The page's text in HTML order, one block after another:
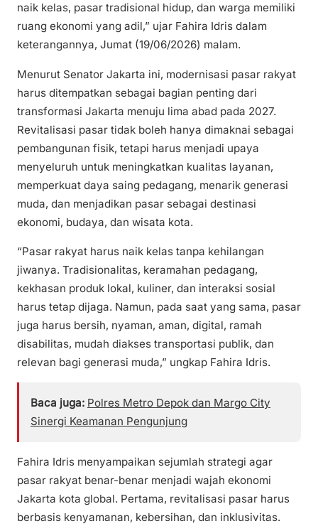
naik kelas, pasar tradisional hidup, dan warga memiliki
ruang ekonomi yang adil,” ujar Fahira Idris dalam
keterangannya, Jumat (19/06/2026) malam.
Menurut Senator Jakarta ini, modernisasi pasar rakyat
harus ditempatkan sebagai bagian penting dari
transformasi Jakarta menuju lima abad pada 2027.
Revitalisasi pasar tidak boleh hanya dimaknai sebagai
pembangunan fisik, tetapi harus menjadi upaya
menyeluruh untuk meningkatkan kualitas layanan,
memperkuat daya saing pedagang, menarik generasi
muda, dan menjadikan pasar sebagai destinasi
ekonomi, budaya, dan wisata kota.
“Pasar rakyat harus naik kelas tanpa kehilangan
jiwanya. Tradisionalitas, keramahan pedagang,
kekhasan produk lokal, kuliner, dan interaksi sosial
harus tetap dijaga. Namun, pada saat yang sama, pasar
juga harus bersih, nyaman, aman, digital, ramah
disabilitas, mudah diakses transportasi publik, dan
relevan bagi generasi muda,” ungkap Fahira Idris.
Baca juga: Polres Metro Depok dan Margo City
Sinergi Keamanan Pengunjung
Fahira Idris menyampaikan sejumlah strategi agar
pasar rakyat benar-benar menjadi wajah ekonomi
Jakarta kota global. Pertama, revitalisasi pasar harus
berbasis kenyamanan, kebersihan, dan inklusivitas.